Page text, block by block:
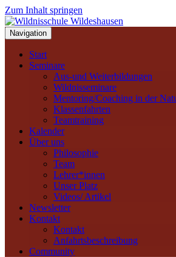
Zum Inhalt springen
Navigation
Start
Seminare
Aus-und Weiterbildungen
Wildnisseminare
Mentoring/Coaching in der
Klassenfahrten
Teamtraining
Kalender
Über uns
Philosophie
Team
Lehrer*innen
Unser Platz
Videos/ Artikel
Newsletter
Kontakt
Kontakt
Anfahrtsbeschreibung
Community